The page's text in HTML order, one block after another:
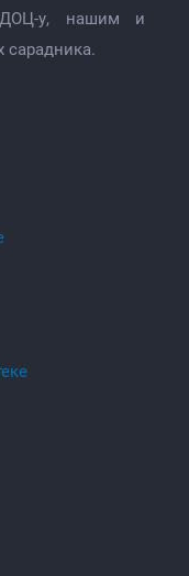
у, нашим и
сарадника.